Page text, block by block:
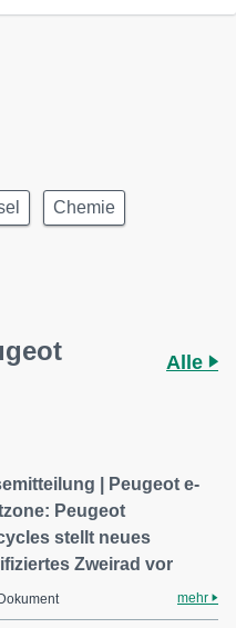
Chemie
Alle
| Peugeot e-
Peugeot
stellt neues
Zweirad vor
mehr